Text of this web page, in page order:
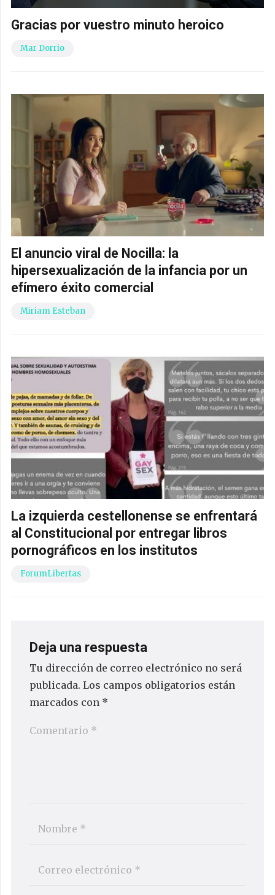
Gracias por vuestro minuto heroico
Mar Dorrio
El anuncio viral de Nocilla: la
hipersexualización de la infancia por un
efímero éxito comercial
Miriam Esteban
La izquierda cestellonense se enfrentará
al Constitucional por entregar libros
pornográficos en los institutos
ForumLibertas
Deja una respuesta
Tu dirección de correo electrónico no será
publicada. Los campos obligatorios están
marcados con *